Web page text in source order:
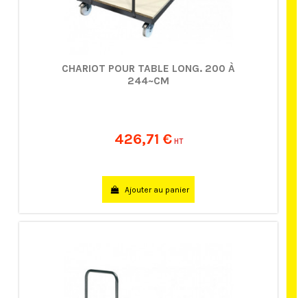
CHARIOT POUR TABLE LONG. 200 À
244~CM
426,71 € HT
Ajouter au panier